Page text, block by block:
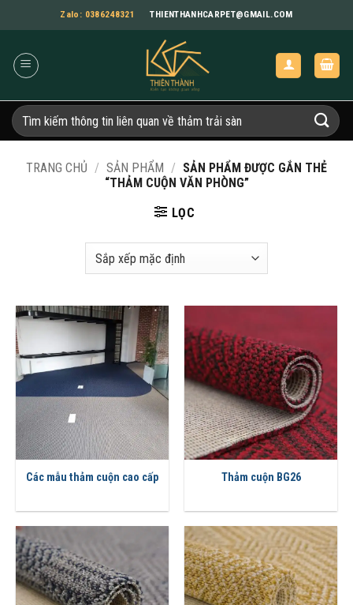
qua
dung
Zalo: 0386248321 THIENTHANHCARPET@GMAIL.COM
Tìm
kiếm:
TRANG CHỦ / SẢN PHẨM / SẢN PHẨM ĐƯỢC GẮN THẺ
“THẢM CUỘN VĂN PHÒNG”
LỌC
Các mẫu thảm cuộn cao cấp Thảm cuộn BG26